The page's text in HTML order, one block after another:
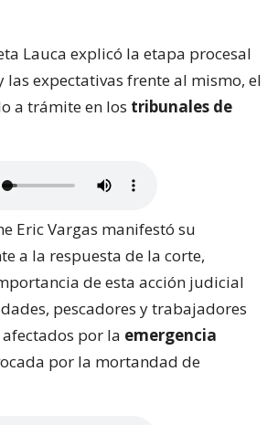
Lauca explicó la etapa procesal
las expectativas frente al mismo, el
a trámite en los tribunales de
Eric Vargas manifestó su
a la respuesta de la corte,
de esta acción judicial
pescadores y trabajadores
por la emergencia
por la mortandad de